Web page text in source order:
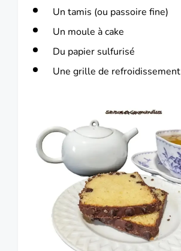
Un tamis (ou passoire fine)
Un moule à cake
Du papier sulfurisé
Une grille de refroidissement